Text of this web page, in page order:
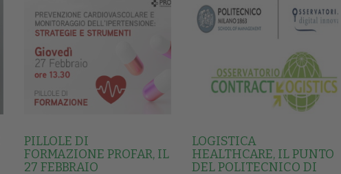
PILLOLE DI
FORMAZIONE PROFAR, IL
27 FEBBRAIO
LOGISTICA
HEALTHCARE, IL PUNTO
DEL POLITECNICO DI